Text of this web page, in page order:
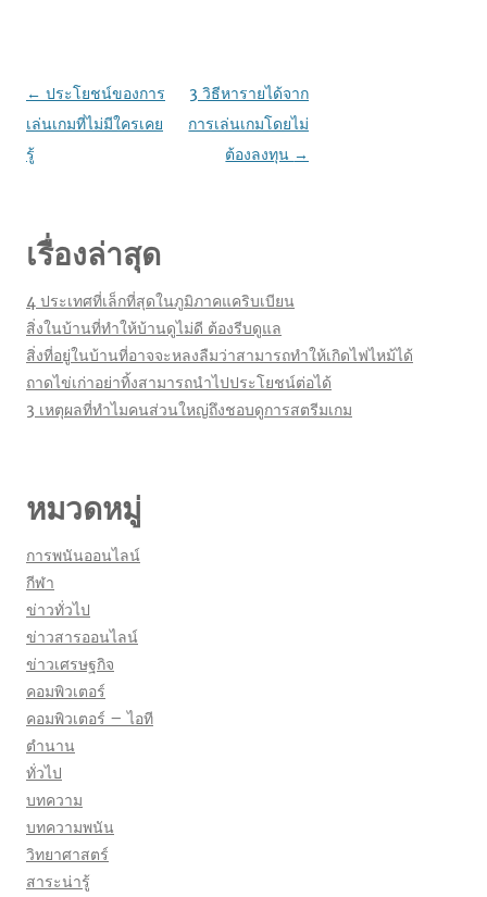
เมนู
นำทาง
เรื่อง
← ประโยชน์ของการ
เล่นเกมที่ไม่มีใครเคย
รู้
3 วิธีหารายได้จาก
การเล่นเกมโดยไม่
ต้องลงทุน →
เรื่องล่าสุด
4 ประเทศที่เล็กที่สุดในภูมิภาคแคริบเบียน
สิ่งในบ้านที่ทำให้บ้านดูไม่ดี ต้องรีบดูแล
สิ่งที่อยู่ในบ้านที่อาจจะหลงลืมว่าสามารถทำให้เกิดไฟไหม้ได้
ถาดไข่เก่าอย่าทิ้งสามารถนำไปประโยชน์ต่อได้
3 เหตุผลที่ทำไมคนส่วนใหญ่ถึงชอบดูการสตรีมเกม
หมวดหมู่
การพนันออนไลน์
กีฬา
ข่าวทั่วไป
ข่าวสารออนไลน์
ข่าวเศรษฐกิจ
คอมพิวเตอร์
คอมพิวเตอร์ – ไอที
ตำนาน
ทั่วไป
บทความ
บทความพนัน
วิทยาศาสตร์
สาระน่ารู้